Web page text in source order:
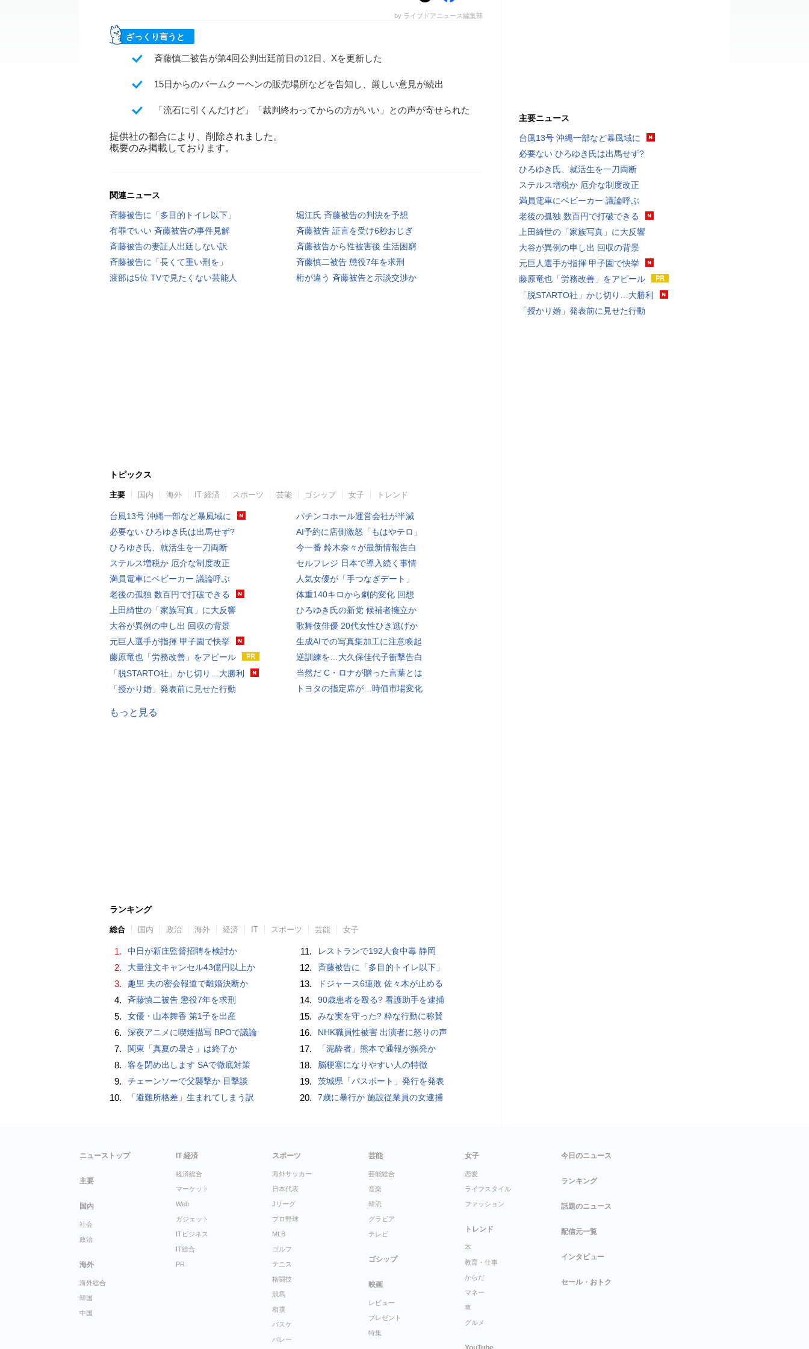
by ライブドアニュース編集部
ざっくり言うと
斉藤慎二被告が第4回公判出廷前日の12日、Xを更新した
15日からのバームクーヘンの販売場所などを告知し、厳しい意見が続出
「流石に引くんだけど」「裁判終わってからの方がいい」との声が寄せられた
提供社の都合により、削除されました。
概要のみ掲載しております。
関連ニュース
斉藤被告に「多目的トイレ以下」
堀江氏 斉藤被告の判決を予想
有罪でいい 斉藤被告の事件見解
斉藤被告 証言を受け6秒おじぎ
斉藤被告の妻証人出廷しない訳
斉藤被告から性被害後 生活困窮
斉藤被告に「長くて重い刑を」
斉藤慎二被告 懲役7年を求刑
渡部は5位 TVで見たくない芸能人
桁が違う 斉藤被告と示談交渉か
トピックス
主要 国内 海外 IT 経済 スポーツ 芸能 ゴシップ 女子 トレンド
台風13号 沖縄一部など暴風域に
必要ない ひろゆき氏は出馬せず?
ひろゆき氏、就活生を一刀両断
ステルス増税か 厄介な制度改正
満員電車にベビーカー 議論呼ぶ
老後の孤独 数百円で打破できる
上田綺世の「家族写真」に大反響
大谷が異例の申し出 回収の背景
元巨人選手が指揮 甲子園で快挙
藤原竜也「労務改善」をアピール
「脱STARTO社」かじ切り…大勝利
「授かり婚」発表前に見せた行動
パチンコホール運営会社が半減
AI予約に店側激怒「もはやテロ」
今一番 鈴木奈々が最新情報告白
セルフレジ 日本で導入続く事情
人気女優が「手つなぎデート」
体重140キロから劇的変化 回想
ひろゆき氏の新党 候補者擁立か
歌舞伎俳優 20代女性ひき逃げか
生成AIでの写真集加工に注意喚起
逆訓練を…大久保佳代子衝撃告白
当然だ C・ロナが贈った言葉とは
トヨタの指定席が…時価市場変化
もっと見る
ランキング
総合 国内 政治 海外 経済 IT スポーツ 芸能 女子
1. 中日が新庄監督招聘を検討か
2. 大量注文キャンセル43億円以上か
3. 趣里 夫の密会報道で離婚決断か
4. 斉藤慎二被告 懲役7年を求刑
5. 女優・山本舞香 第1子を出産
6. 深夜アニメに喫煙描写 BPOで議論
7. 関東「真夏の暑さ」は終了か
8. 客を閉め出します SAで徹底対策
9. チェーンソーで父襲撃か 目撃談
10. 「避難所格差」生まれてしまう訳
11. レストランで192人食中毒 静岡
12. 斉藤被告に「多目的トイレ以下」
13. ドジャース6連敗 佐々木が止める
14. 90歳患者を殴る? 看護助手を逮捕
15. みな実を守った? 粋な行動に称賛
16. NHK職員性被害 出演者に怒りの声
17. 「泥酔者」熊本で通報が頻発か
18. 脳梗塞になりやすい人の特徴
19. 茨城県「パスポート」発行を発表
20. 7歳に暴行か 施設従業員の女逮捕
主要ニュース
台風13号 沖縄一部など暴風域に
必要ない ひろゆき氏は出馬せず?
ひろゆき氏、就活生を一刀両断
ステルス増税か 厄介な制度改正
満員電車にベビーカー 議論呼ぶ
老後の孤独 数百円で打破できる
上田綺世の「家族写真」に大反響
大谷が異例の申し出 回収の背景
元巨人選手が指揮 甲子園で快挙
藤原竜也「労務改善」をアピール
「脱STARTO社」かじ切り…大勝利
「授かり婚」発表前に見せた行動
ニューストップ
主要
国内
社会
政治
海外
海外総合
韓国
中国
IT 経済
経済総合
マーケット
Web
ガジェット
ITビジネス
IT総合
PR
スポーツ
海外サッカー
日本代表
Jリーグ
プロ野球
MLB
ゴルフ
テニス
格闘技
競馬
相撲
バスケ
バレー
芸能
芸能総合
音楽
韓流
グラビア
テレビ
ゴシップ
映画
レビュー
プレゼント
特集
女子
恋愛
ライフスタイル
ファッション
トレンド
本
教育・仕事
からだ
マネー
車
グルメ
今日のニュース
ランキング
話題のニュース
配信元一覧
インタビュー
セール・おトク